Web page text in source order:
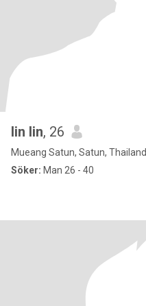
lin lin, 26
Mueang Satun, Satun, Thailand
Söker: Man 26 - 40